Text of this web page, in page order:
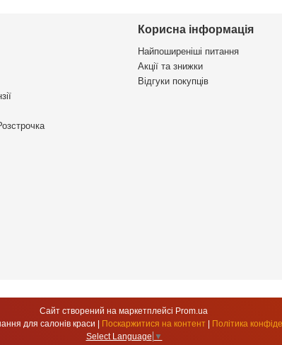
Корисна інформація
Найпоширеніші питання
Акції та знижки
Відгуки покупців
Сайт створений на маркетплейсі Prom.ua
УкрСтиль - обладнання для салонів краси | Поскаржитися на контент | Політика
Select Language ▼